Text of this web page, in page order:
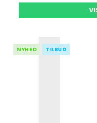
NYHED TILBUD